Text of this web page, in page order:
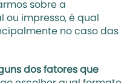
sobre a
impresso, é qual
no caso das
dos fatores que